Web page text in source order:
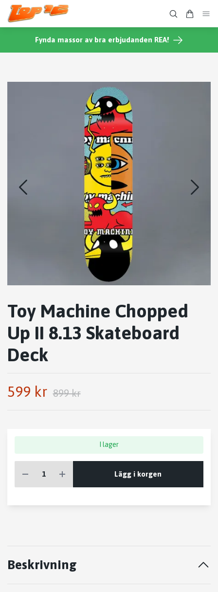
Fynda massor av bra erbjudanden REA!
Toy Machine Chopped
Up II 8.13 Skateboard
Deck
599 kr 899 kr
I lager
Lägg i korgen
Beskrivning